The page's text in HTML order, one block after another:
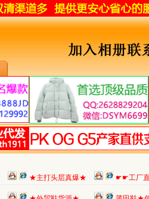
★主打头层真爆★ ☛☛工厂